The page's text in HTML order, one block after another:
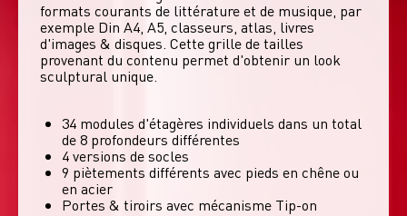
formats courants de littérature et de musique, par
exemple Din A4, A5, classeurs, atlas, livres
d'images & disques. Cette grille de tailles
provenant du contenu permet d'obtenir un look
sculptural unique.
34 modules d'étagères individuels dans un total
de 8 profondeurs différentes
4 versions de socles
9 piètements différents avec pieds en chêne ou
en acier
Portes & tiroirs avec mécanisme Tip-on